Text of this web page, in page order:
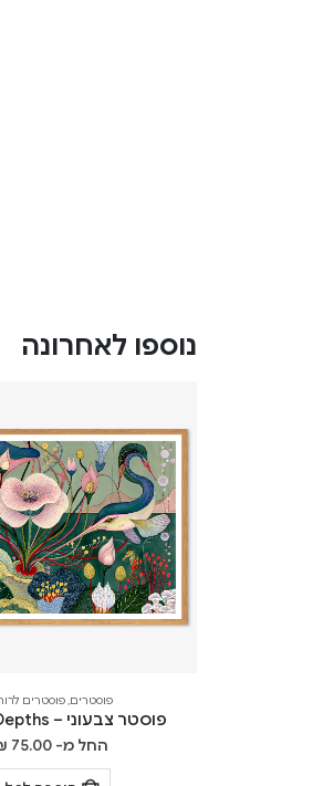
נוספו לאחרונה
פוסטרים,פוסטרים
פוסטר צבעוני – Mystic Depths
החל מ- 75.00